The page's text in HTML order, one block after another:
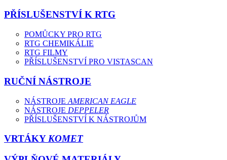
PŘÍSLUŠENSTVÍ K RTG
POMŮCKY PRO RTG
RTG CHEMIKÁLIE
RTG FILMY
PŘÍSLUŠENSTVÍ PRO VISTASCAN
RUČNÍ NÁSTROJE
NÁSTROJE AMERICAN EAGLE
NÁSTROJE DEPPELER
PŘÍSLUŠENSTVÍ K NÁSTROJŮM
VRTÁKYKOMET